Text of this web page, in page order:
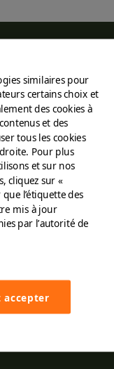
similaires pour
certains choix et
des cookies à
et des
tous les cookies
Pour plus
et sur nos
cliquez sur «
l’étiquette des
mis à jour
par l’autorité de
accepter